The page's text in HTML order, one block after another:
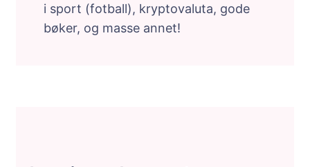
i sport (fotball), kryptovaluta, gode
bøker, og masse annet!